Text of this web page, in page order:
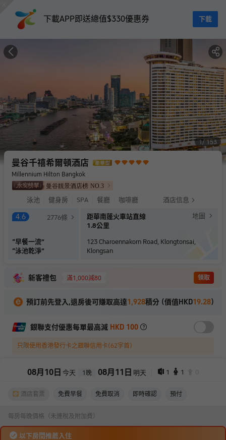
下載APP即送總值$330優惠券 下載
1 153
曼谷千禧希爾頓酒店
Millennium Hilton Bangkok
曼谷靚景酒店榜 NO. 3
泳池 健身房 SPA 餐廳 咖啡廳 酒店信息
4.6 2776條
“早餐一流”
“泳池乾淨”
距華南蓬火車站直線
1.8公里
地圖
123 Charoennakorn Road, Klongtonsai,
Klongsan
新客禮包 滿1,000減80 領取
預訂前先登入,退房後可賺取高達1,928積分 (價值HKD19.28)
銀聯支付優惠每單最高減 HKD 100
只限使用香港發行卡之銀聯信用卡(62字首)
08月 10 日 今天 1 晚 08月 11 日 明天 1 1
酒店套票 免費早餐 免費取消 即時確認 預付
每房每晚價格（未連稅及附加費）
以下房間推薦入住